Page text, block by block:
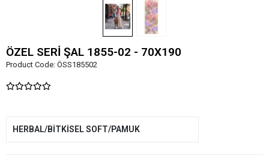
ÖZEL SERİ ŞAL 1855-02 - 70X190
Product Code: ÖSS185502
HERBAL/BİTKİSEL SOFT/PAMUK